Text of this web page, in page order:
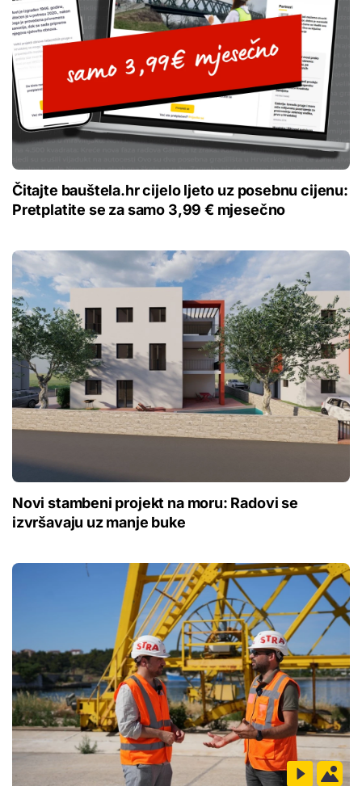
Čitajte bauštela.hr cijelo ljeto uz posebnu cijenu:
Pretplatite se za samo 3,99 € mjesečno
Novi stambeni projekt na moru: Radovi se
izvršavaju uz manje buke